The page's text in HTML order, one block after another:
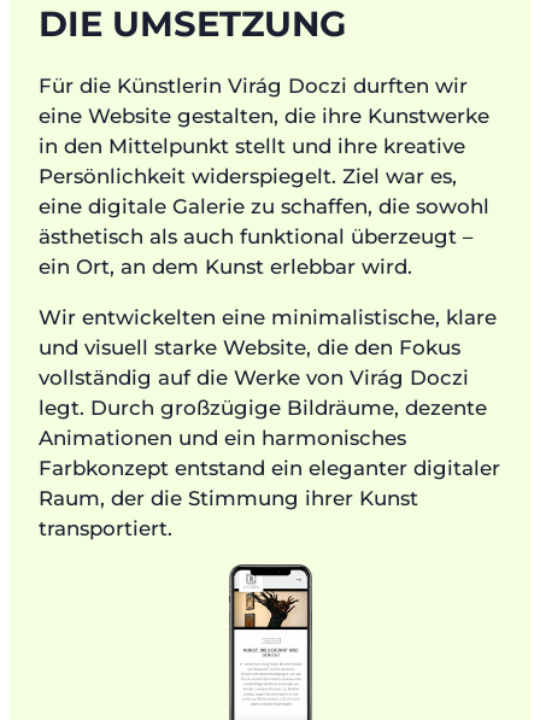
DIE UMSETZUNG
Für die Künstlerin Virág Doczi durften wir
eine Website gestalten, die ihre Kunstwerke
in den Mittelpunkt stellt und ihre kreative
Persönlichkeit widerspiegelt. Ziel war es,
eine digitale Galerie zu schaffen, die sowohl
ästhetisch als auch funktional überzeugt –
ein Ort, an dem Kunst erlebbar wird.
Wir entwickelten eine minimalistische, klare
und visuell starke Website, die den Fokus
vollständig auf die Werke von Virág Doczi
legt. Durch großzügige Bildräume, dezente
Animationen und ein harmonisches
Farbkonzept entstand ein eleganter digitaler
Raum, der die Stimmung ihrer Kunst
transportiert.